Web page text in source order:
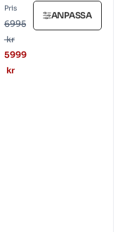
Pris
6995
kr
5999
kr
ANPASSA